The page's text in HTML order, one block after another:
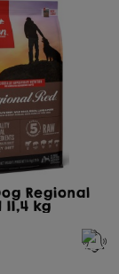
Regional
kg